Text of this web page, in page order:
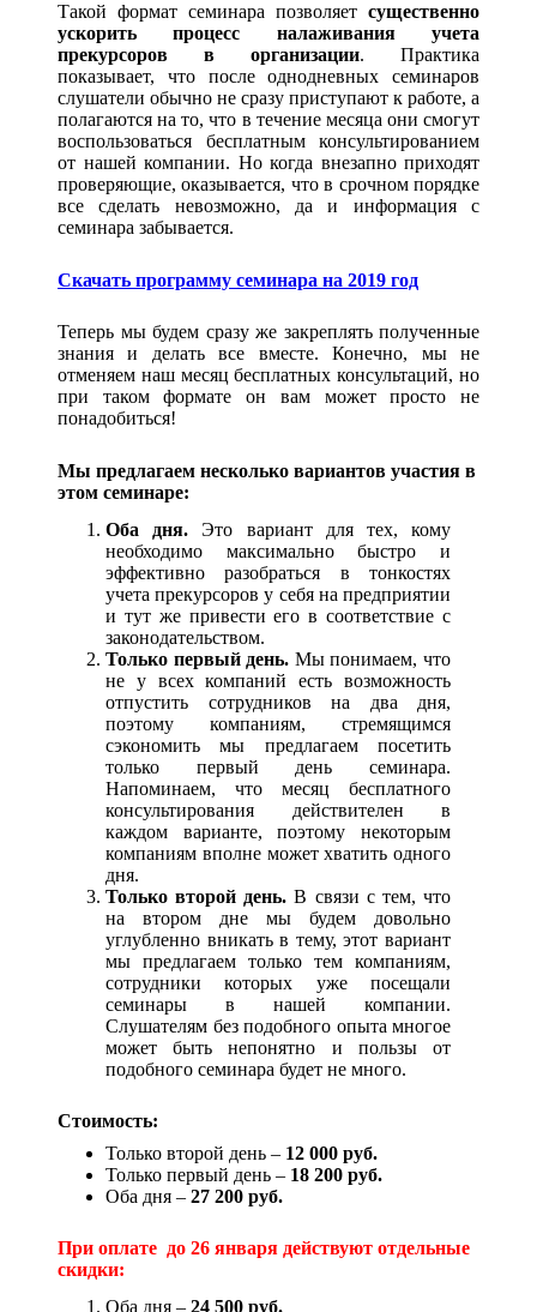
Такой формат семинара позволяет существенно
ускорить процесс налаживания учета
прекурсоров в организации. Практика
показывает, что после однодневных семинаров
слушатели обычно не сразу приступают к работе, а
полагаются на то, что в течение месяца они смогут
воспользоваться бесплатным консультированием
от нашей компании. Но когда внезапно приходят
проверяющие, оказывается, что в срочном порядке
все сделать невозможно, да и информация с
семинара забывается.
Скачать программу семинара на 2019 год
Теперь мы будем сразу же закреплять полученные
знания и делать все вместе. Конечно, мы не
отменяем наш месяц бесплатных консультаций, но
при таком формате он вам может просто не
понадобиться!
Мы предлагаем несколько вариантов участия в
этом семинаре:
Оба дня. Это вариант для тех, кому
необходимо максимально быстро и
эффективно разобраться в тонкостях
учета прекурсоров у себя на предприятии
и тут же привести его в соответствие с
законодательством.
Только первый день. Мы понимаем, что
не у всех компаний есть возможность
отпустить сотрудников на два дня,
поэтому компаниям, стремящимся
сэкономить мы предлагаем посетить
только первый день семинара.
Напоминаем, что месяц бесплатного
консультирования действителен в
каждом варианте, поэтому некоторым
компаниям вполне может хватить одного
дня.
Только второй день. В связи с тем, что
на втором дне мы будем довольно
углубленно вникать в тему, этот вариант
мы предлагаем только тем компаниям,
сотрудники которых уже посещали
семинары в нашей компании.
Слушателям без подобного опыта многое
может быть непонятно и пользы от
подобного семинара будет не много.
Стоимость:
Только второй день – 12 000 руб.
Только первый день – 18 200 руб.
Оба дня – 27 200 руб.
При оплате до 26 января действуют отдельные
скидки:
Оба дня – 24 500 руб.